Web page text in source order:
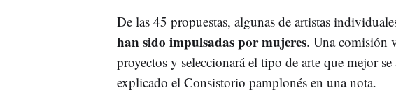
De las 45 propuestas, algunas de artistas
han sido impulsadas por mujeres. Una comisión
proyectos y seleccionará el tipo de arte que mejor se
explicado el Consistorio pamplonés en una nota.